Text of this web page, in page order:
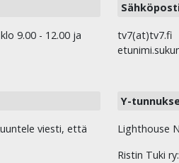
9.00 - 12.00 ja
tv7(at)tv7.fi
viesti, että
Y-
Lighthouse
Ristin Tuki